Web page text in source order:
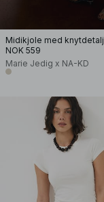
Midikjole med knytdetalj
NOK 559
Marie Jedig x NA-KD